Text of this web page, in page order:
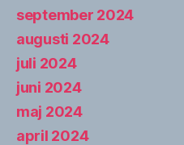
september 2024
augusti 2024
juli 2024
juni 2024
maj 2024
april 2024